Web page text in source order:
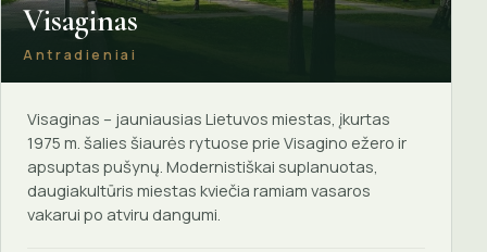
Visaginas
Antradieniai
Visaginas – jauniausias Lietuvos miestas, įkurtas
1975 m. šalies šiaurės rytuose prie Visagino ežero ir
apsuptas pušynų. Modernistiškai suplanuotas,
daugiakultūris miestas kviečia ramiam vasaros
vakarui po atviru dangumi.